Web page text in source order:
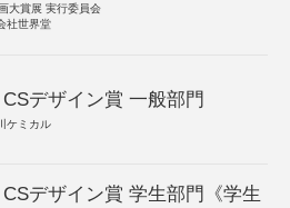
大賞展 実行委員会
社世界堂
デザイン賞 一般部門
ケミカル
デザイン賞 学生部門《学生